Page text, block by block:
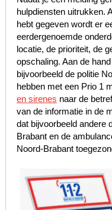
hulpdiensten uitrukken.
hebt gegeven wordt er
eerdergenoemde
locatie, de prioriteit, de
opschaling. Aan de
bijvoorbeeld de politie
hebben met een Prio 1
en sirenes naar de
van de informatie in de
dat bijvoorbeeld andere
Brabant en de
Noord-Brabant